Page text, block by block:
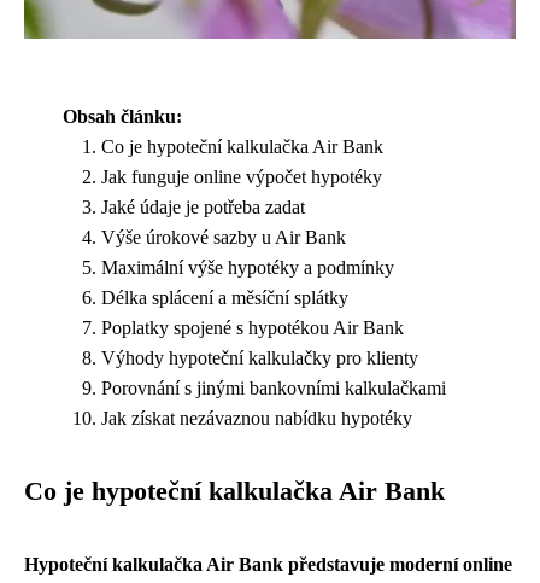
Obsah článku:
Co je hypoteční kalkulačka Air Bank
Jak funguje online výpočet hypotéky
Jaké údaje je potřeba zadat
Výše úrokové sazby u Air Bank
Maximální výše hypotéky a podmínky
Délka splácení a měsíční splátky
Poplatky spojené s hypotékou Air Bank
Výhody hypoteční kalkulačky pro klienty
Porovnání s jinými bankovními kalkulačkami
Jak získat nezávaznou nabídku hypotéky
Co je hypoteční kalkulačka Air Bank
Hypoteční kalkulačka Air Bank představuje moderní online